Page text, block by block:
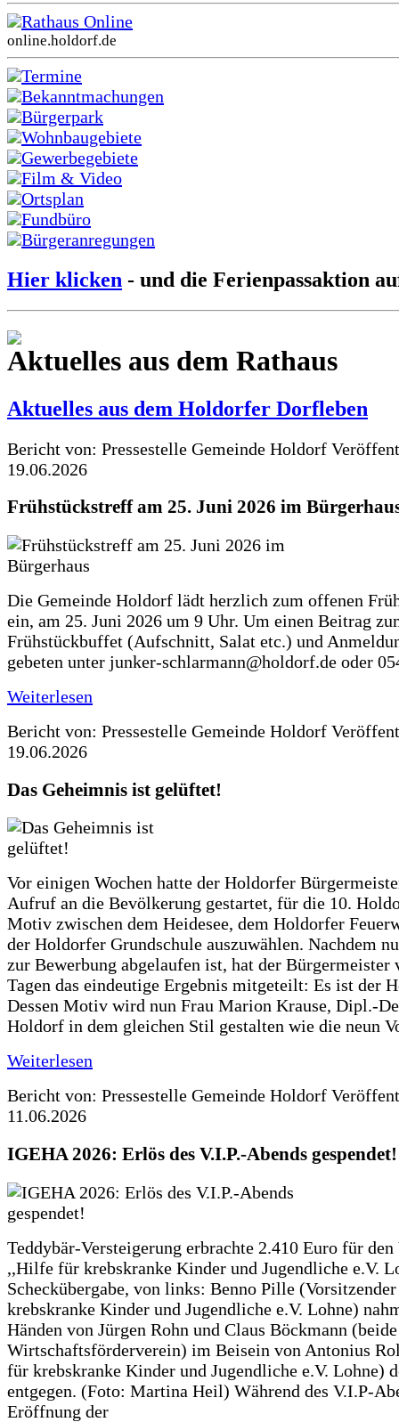
Rathaus Online
online.holdorf.de
Termine
Bekanntmachungen
Bürgerpark
Wohnbaugebiete
Gewerbegebiete
Film & Video
Ortsplan
Fundbüro
Bürgeranregungen
Hier klicken - und die Ferienpassaktion
Aktuelles aus dem Rathaus
Aktuelles aus dem Holdorfer Dorfleben
Bericht von: Pressestelle Gemeinde Holdorf
19.06.2026
Frühstückstreff am 25. Juni 2026 im
Die Gemeinde Holdorf lädt herzlich zum offenen
ein, am 25. Juni 2026 um 9 Uhr. Um einen Beitrag
Frühstückbuffet (Aufschnitt, Salat etc.) und
gebeten unter junker-schlarmann@holdorf.de oder
Weiterlesen
Bericht von: Pressestelle Gemeinde Holdorf
19.06.2026
Das Geheimnis ist gelüftet!
Vor einigen Wochen hatte der Holdorfer
Aufruf an die Bevölkerung gestartet, für die 10.
Motiv zwischen dem Heidesee, dem Holdorfer
der Holdorfer Grundschule auszuwählen. Nachdem
zur Bewerbung abgelaufen ist, hat der Bürgermeister
Tagen das eindeutige Ergebnis mitgeteilt: Es ist der
Dessen Motiv wird nun Frau Marion Krause, Dipl.-
Holdorf in dem gleichen Stil gestalten wie die neun
Weiterlesen
Bericht von: Pressestelle Gemeinde Holdorf
11.06.2026
IGEHA 2026: Erlös des V.I.P.-Abends gespendet!
Teddybär-Versteigerung erbrachte 2.410 Euro für den
,,Hilfe für krebskranke Kinder und Jugendliche e.V.
Scheckübergabe, von links: Benno Pille
krebskranke Kinder und Jugendliche e.V. Lohne)
Händen von Jürgen Rohn und Claus Böckmann
Wirtschaftsförderverein) im Beisein von Antonius
für krebskranke Kinder und Jugendliche e.V. Lohne)
entgegen. (Foto: Martina Heil) Während des V.I.P-
Eröffnung der